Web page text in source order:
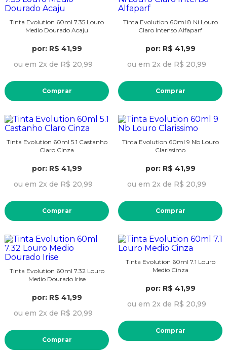
Tinta Evolution 60ml 7.35 Louro
Medio Dourado Acaju
por: R$ 41,99
ou em 2x de R$ 20,99
Comprar
Tinta Evolution 60ml 8 Ni Louro
Claro Intenso Alfaparf
por: R$ 41,99
ou em 2x de R$ 20,99
Comprar
Tinta Evolution 60ml 5.1 Castanho
Claro Cinza
por: R$ 41,99
ou em 2x de R$ 20,99
Comprar
Tinta Evolution 60ml 9 Nb Louro
Clarissimo
por: R$ 41,99
ou em 2x de R$ 20,99
Comprar
Tinta Evolution 60ml 7.32 Louro
Medio Dourado Irise
por: R$ 41,99
ou em 2x de R$ 20,99
Comprar
Tinta Evolution 60ml 7.1 Louro
Medio Cinza
por: R$ 41,99
ou em 2x de R$ 20,99
Comprar